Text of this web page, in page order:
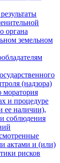
органа
земельном
(надзора)
моратория
и процедуре
ее наличии),
соблюдения
актами и (или)
рисков